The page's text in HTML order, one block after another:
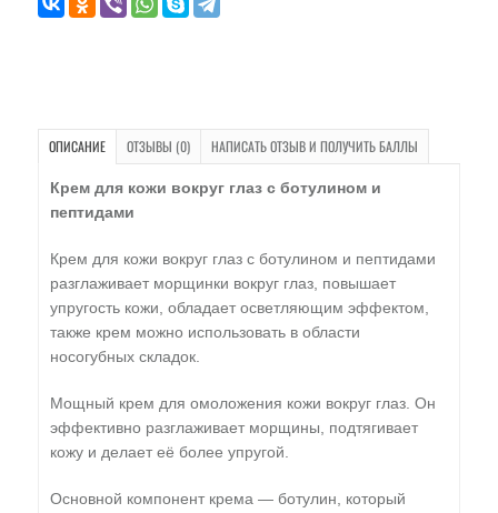
ОПИСАНИЕ ОТЗЫВЫ (0) НАПИСАТЬ ОТЗЫВ И ПОЛУЧИТЬ БАЛЛЫ
Крем для кожи вокруг глаз с ботулином и
пептидами
Крем для кожи вокруг глаз с ботулином и пептидами
разглаживает морщинки вокруг глаз, повышает
упругость кожи, обладает осветляющим эффектом,
также крем можно использовать в области
носогубных складок.
Мощный крем для омоложения кожи вокруг глаз. Он
эффективно разглаживает морщины, подтягивает
кожу и делает её более упругой.
Основной компонент крема — ботулин, который